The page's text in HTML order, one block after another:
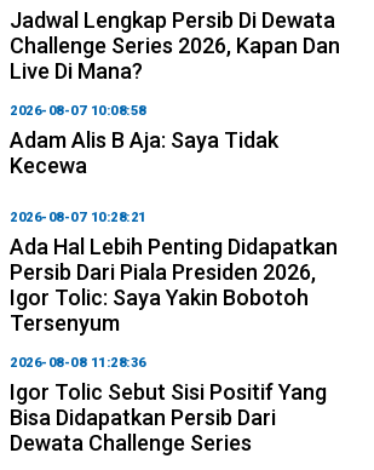
Jadwal Lengkap Persib Di Dewata
Challenge Series 2026, Kapan Dan
Live Di Mana?
2026-08-07 10:08:58
Adam Alis B Aja: Saya Tidak
Kecewa
2026-08-07 10:28:21
Ada Hal Lebih Penting Didapatkan
Persib Dari Piala Presiden 2026,
Igor Tolic: Saya Yakin Bobotoh
Tersenyum
2026-08-08 11:28:36
Igor Tolic Sebut Sisi Positif Yang
Bisa Didapatkan Persib Dari
Dewata Challenge Series